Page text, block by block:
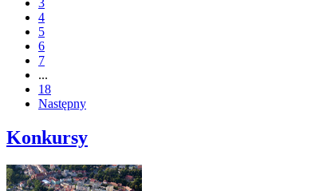
3
4
5
6
7
...
18
Następny
Konkursy